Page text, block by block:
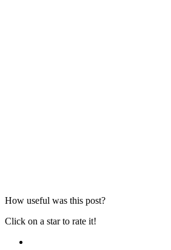
How useful was this post?
Click on a star to rate it!